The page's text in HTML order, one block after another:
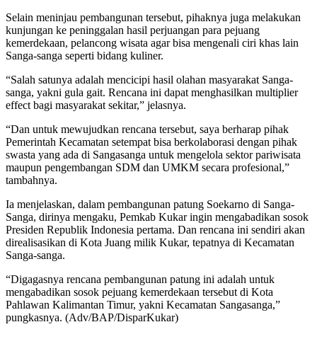
Selain meninjau pembangunan tersebut, pihaknya juga melakukan
kunjungan ke peninggalan hasil perjuangan para pejuang
kemerdekaan, pelancong wisata agar bisa mengenali ciri khas lain
Sanga-sanga seperti bidang kuliner.
“Salah satunya adalah mencicipi hasil olahan masyarakat Sanga-
sanga, yakni gula gait. Rencana ini dapat menghasilkan multiplier
effect bagi masyarakat sekitar,” jelasnya.
“Dan untuk mewujudkan rencana tersebut, saya berharap pihak
Pemerintah Kecamatan setempat bisa berkolaborasi dengan pihak
swasta yang ada di Sangasanga untuk mengelola sektor pariwisata
maupun pengembangan SDM dan UMKM secara profesional,”
tambahnya.
Ia menjelaskan, dalam pembangunan patung Soekarno di Sanga-
Sanga, dirinya mengaku, Pemkab Kukar ingin mengabadikan sosok
Presiden Republik Indonesia pertama. Dan rencana ini sendiri akan
direalisasikan di Kota Juang milik Kukar, tepatnya di Kecamatan
Sanga-sanga.
“Digagasnya rencana pembangunan patung ini adalah untuk
mengabadikan sosok pejuang kemerdekaan tersebut di Kota
Pahlawan Kalimantan Timur, yakni Kecamatan Sangasanga,”
pungkasnya. (Adv/BAP/DisparKukar)